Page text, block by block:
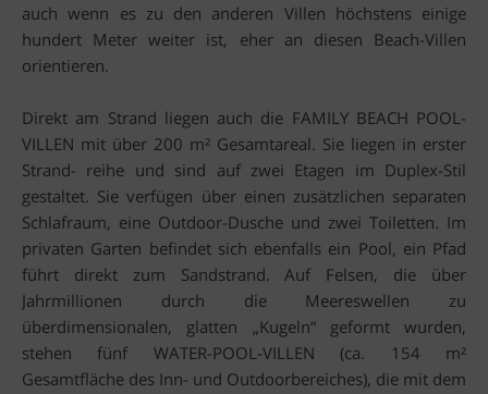
auch wenn es zu den anderen Villen höchstens einige
hundert Meter weiter ist, eher an diesen Beach-Villen
orientieren.
Direkt am Strand liegen auch die FAMILY BEACH POOL-
VILLEN mit über 200 m² Gesamtareal. Sie liegen in erster
Strand- reihe und sind auf zwei Etagen im Duplex-Stil
gestaltet. Sie verfügen über einen zusätzlichen separaten
Schlafraum, eine Outdoor-Dusche und zwei Toiletten. Im
privaten Garten befindet sich ebenfalls ein Pool, ein Pfad
führt direkt zum Sandstrand. Auf Felsen, die über
Jahrmillionen durch die Meereswellen zu
überdimensionalen, glatten „Kugeln“ geformt wurden,
stehen fünf WATER-POOL-VILLEN (ca. 154 m²
Gesamtfläche des Inn- und Outdoorbereiches), die mit dem